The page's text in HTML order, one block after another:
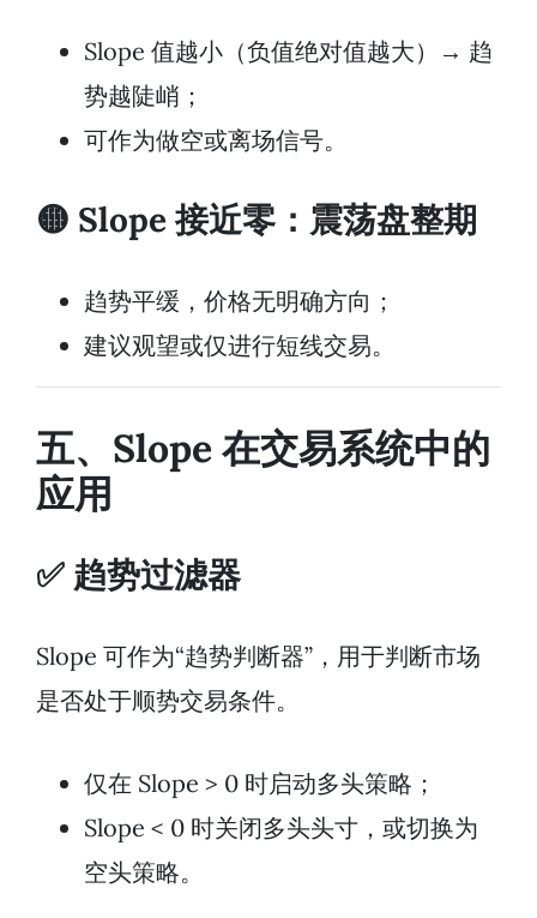
Slope 值越小（负值绝对值越大）→ 趋
势越陡峭；
可作为做空或离场信号。
🟡 Slope 接近零：震荡盘整期
趋势平缓，价格无明确方向；
建议观望或仅进行短线交易。
五、Slope 在交易系统中的
应用
✅ 趋势过滤器
Slope 可作为“趋势判断器”，用于判断市场
是否处于顺势交易条件。
仅在 Slope > 0 时启动多头策略；
Slope < 0 时关闭多头头寸，或切换为
空头策略。